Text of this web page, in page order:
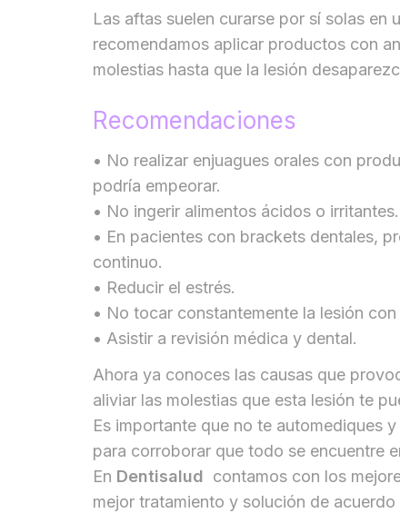
Las aftas suelen curarse por sí solas en
recomendamos aplicar productos con
molestias hasta que la lesión
Recomendaciones
• No realizar enjuagues orales con
podría empeorar.
• No ingerir alimentos ácidos o irritantes.
• En pacientes con brackets dentales,
continuo.
• Reducir el estrés.
• No tocar constantemente la lesión
• Asistir a revisión médica y dental.
Ahora ya conoces las causas que
aliviar las molestias que esta lesión te
Es importante que no te automediques
para corroborar que todo se encuentre
En Dentisalud contamos con los
mejor tratamiento y solución de